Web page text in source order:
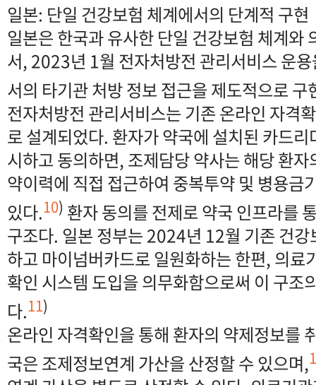
일본: 단일 건강보험 체계에서의 단계적 구현
일본은 한국과 유사한 단일 건강보험 체계와
서, 2023년 1월 전자처방전 관리서비스 운
서의 타기관 처방 정보 접근을 제도적으로 구
전자처방전 관리서비스는 기존 온라인 자격
로 설계되었다. 환자가 약국에 설치된 카드
시하고 동의하면, 조제담당 약사는 해당 환
약이력에 직접 접근하여 중복투약 및 병용금
있다.10) 환자 동의를 전제로 약국 인프라를
구조다. 일본 정부는 2024년 12월 기존 건강
하고 마이넘버카드로 일원화하는 한편, 의료
확인 시스템 도입을 의무화함으로써 이 구조
다.11)
온라인 자격확인을 통해 환자의 약제정보를
국은 조제정보연계 가산을 산정할 수 있으며,